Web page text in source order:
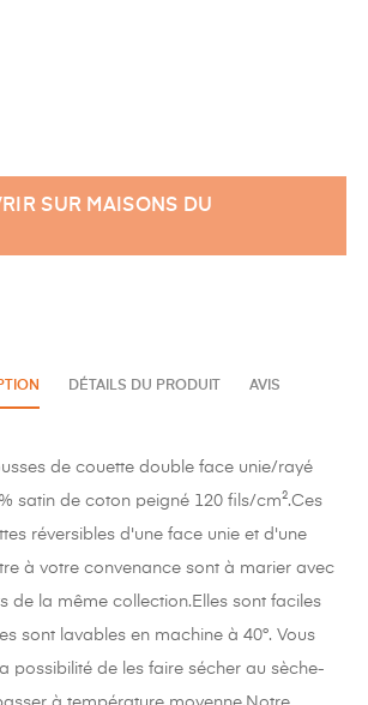
SUR MAISONS DU
DÉTAILS DU PRODUIT AVIS
de couette double face unie/rayé
satin de coton peigné 120 fils/cm².Ces
réversibles d'une face unie et d'une
à votre convenance sont à marier avec
de la même collection.Elles sont faciles
sont lavables en machine à 40°. Vous
possibilité de les faire sécher au sèche-